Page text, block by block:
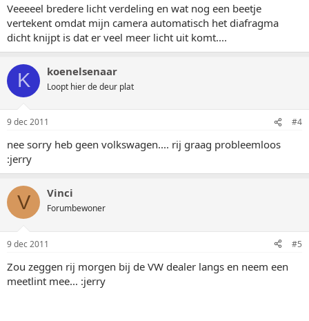
Veeeeel bredere licht verdeling en wat nog een beetje
vertekent omdat mijn camera automatisch het diafragma
dicht knijpt is dat er veel meer licht uit komt....
K koenelsenaar
Loopt hier de deur plat
9 dec 2011 #4
nee sorry heb geen volkswagen.... rij graag probleemloos
:jerry
V Vinci
Forumbewoner
9 dec 2011 #5
Zou zeggen rij morgen bij de VW dealer langs en neem een
meetlint mee... :jerry